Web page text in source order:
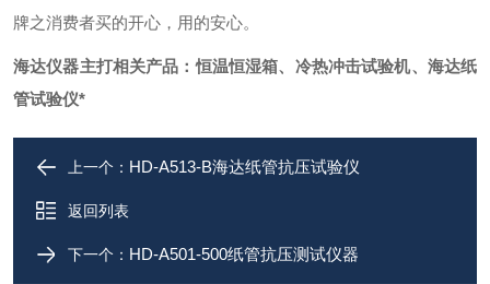
牌之消费者买的开心，用的安心。
海达仪器主打相关产品：恒温恒湿箱、冷热冲击试验机、 海达纸
管试验仪*
上一个： HD-A513-B海达纸管抗压试验仪
返回列表
下一个： HD-A501-500纸管抗压测试仪器